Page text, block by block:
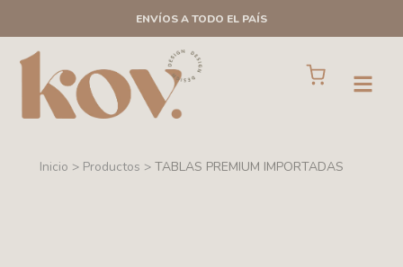
al
contenido
ENVÍOS A TODO EL PAÍS
Open
Cart
Inicio > Productos > TABLAS PREMIUM IMPORTADAS